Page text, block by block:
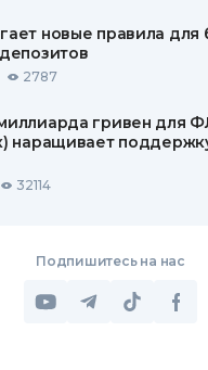
новые правила для
2787
гривен для
наращивает
32114
Подпишитесь на нас